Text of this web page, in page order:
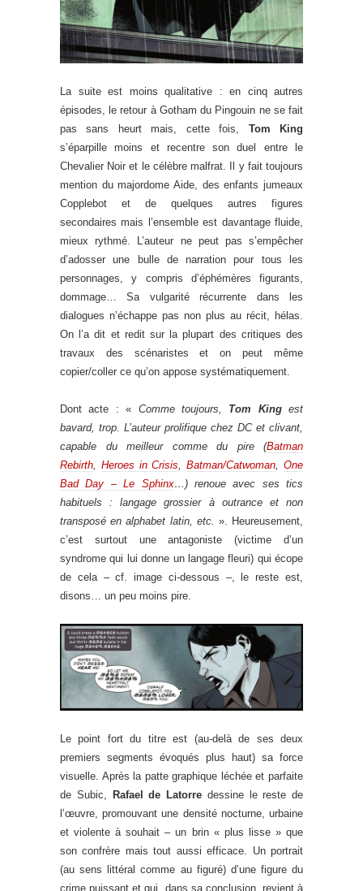
La suite est moins qualitative : en cinq autres
épisodes, le retour à Gotham du Pingouin ne se fait
pas sans heurt mais, cette fois, Tom King
s’éparpille moins et recentre son duel entre le
Chevalier Noir et le célèbre malfrat. Il y fait toujours
mention du majordome Aide, des enfants jumeaux
Copplebot et de quelques autres figures
secondaires mais l’ensemble est davantage fluide,
mieux rythmé. L’auteur ne peut pas s’empêcher
d’adosser une bulle de narration pour tous les
personnages, y compris d’éphémères figurants,
dommage… Sa vulgarité récurrente dans les
dialogues n’échappe pas non plus au récit, hélas.
On l’a dit et redit sur la plupart des critiques des
travaux des scénaristes et on peut même
copier/coller ce qu’on appose systématiquement.
Dont acte : « Comme toujours, Tom Kingest
bavard, trop. L’auteur prolifique chez DC et clivant,
capable du meilleur comme du pire (Batman
Rebirth
Heroes in Crisis ,Batman/Catwoman ,One
Bad Day – Le Sphinx…) renoue avec ses tics
habituels : langage grossier à outrance et non
transposé en alphabet latin, etc. ». Heureusement,
c’est surtout une antagoniste (victime d’un
syndrome qui lui donne un langage fleuri) qui écope
de cela – cf. image ci-dessous –, le reste est,
disons… un peu moins pire.
Le point fort du titre est (au-delà de ses deux
premiers segments évoqués plus haut) sa force
visuelle. Après la patte graphique léchée et parfaite
de Subic,
Rafael de Latorre dessine le reste de
l’œuvre, promouvant une densité nocturne, urbaine
et violente à souhait – un brin « plus lisse » que
son confrère mais tout aussi efficace. Un portrait
(au sens littéral comme au figuré) d’une figure du
crime puissant et qui, dans sa conclusion, revient à